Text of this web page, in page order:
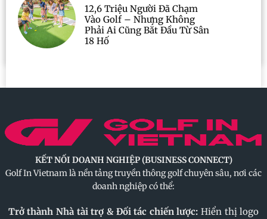
12,6 Triệu Người Đã Chạm
Vào Golf – Nhưng Không
Phải Ai Cũng Bắt Đầu Từ Sân
18 Hố
KẾT NỐI DOANH NGHIỆP (BUSINESS CONNECT)
Golf In Vietnam là nền tảng truyền thông golf chuyên sâu, nơi các
doanh nghiệp có thể:
Trở thành Nhà tài trợ & Đối tác chiến lược: Hiển thị logo